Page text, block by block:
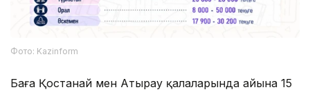
Фото: Kazinform
Баға Қостанай мен Атырау қалаларында айына 15